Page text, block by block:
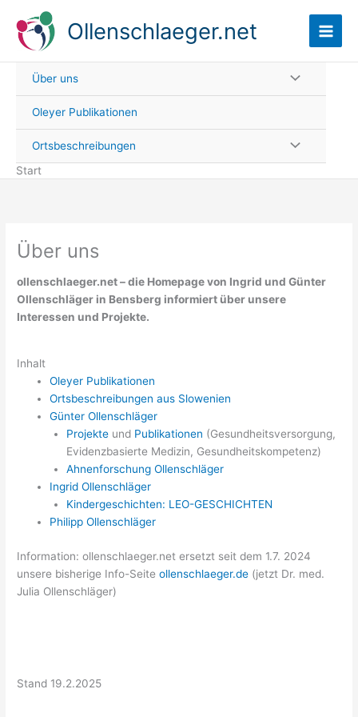
Inhalt
springen
Ollenschlaeger.net
Über uns
Oleyer Publikationen
Ortsbeschreibungen
Start
Über uns
ollenschlaeger.net – die Homepage von Ingrid und Günter
Ollenschläger in Bensberg informiert über unsere
Interessen und Projekte.
Inhalt
Oleyer Publikationen
Ortsbeschreibungen aus Slowenien
Günter Ollenschläger
Projekteund Publikationen (Gesundheitsversorgung,
Evidenzbasierte Medizin, Gesundheitskompetenz)
Ahnenforschung Ollenschläger
Ingrid Ollenschläger
Kindergeschichten: LEO-GESCHICHTEN
Philipp Ollenschläger
Information: ollenschlaeger.net ersetzt seit dem 1.7. 2024
unsere bisherige Info-Seiteollenschlaeger.de (jetzt Dr. med.
Julia Ollenschläger)
Stand 19.2.2025